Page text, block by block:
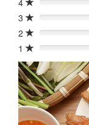
4
0%
3
0%
2
0%
1
0%